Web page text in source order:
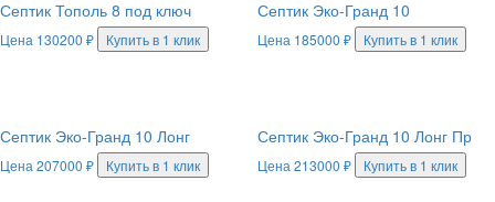
Септик Тополь 8 под ключ
Цена 130200 ₽ Купить в 1 клик
Септик Эко-Гранд 10
Цена 185000 ₽ Купить в 1 клик
Септик Эко-Гранд 10 Лонг
Цена 207000 ₽ Купить в 1 клик
Септик Эко-Гранд 10 Лонг Пр
Цена 213000 ₽ Купить в 1 клик